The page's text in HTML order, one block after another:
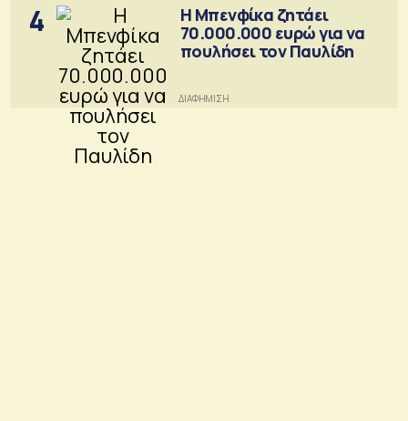
4
Η Μπενφίκα ζητάει
70.000.000 ευρώ για να
πουλήσει τον Παυλίδη